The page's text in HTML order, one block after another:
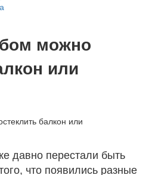
можно
или
давно перестали быть
что появились разные